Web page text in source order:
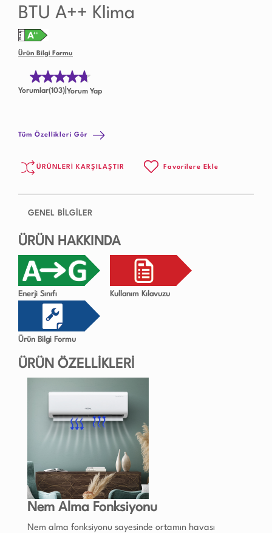
BTU A++ Klima
Ürün Bilgi Formu
Yorumlar(103) Yorum Yap
Tüm Özellikleri Gör
ÜRÜNLERİ KARŞILAŞTIR Favorilere Ekle
GENEL BİLGİLER
ÜRÜN HAKKINDA
Enerji Sınıfı Kullanım Kılavuzu
Ürün Bilgi Formu
ÜRÜN ÖZELLİKLERİ
Nem Alma Fonksiyonu
Nem alma fonksiyonu sayesinde ortamın havası